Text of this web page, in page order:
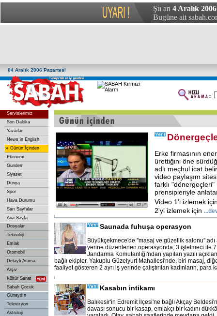
Şu an 4 Aralık
Bugüne ait
04 Aralık 2006 Pazartesi
Servislerimiz
Son Dakika
Yazarlar
News in English
» Günün İçinden
Ekonomi
Gündem
Siyaset
Dünya
Spor
Hava Durumu
Sarı Sayfalar
Ana Sayfa
Dosyalar
Teknoloji
Emlak
Otomobil
Detaylı Arama
Arşiv
Kültür Sanat
Sabah Çocuk
Günaydın
Televizyon
Astroloji
Erke firmasının
ürettiğini öne
adlı meçhul icat
video paylaşım
farklı
prensipleriyle
Video 1'i izlemek
2'yi izlemek için ...
Saunada fuhuşa operasyon
Büyükçekmece'de ''masaj ve güzellik salonu'' adı
yerine düzenlenen operasyonda, 3 işletmeci ile 7
Jandarma Komutanlığı'ndan yapılan yazılı
bağlı ekipler, Yakuplu Güzelyurt Mahallesi'nde, biri masaj,
faaliyet gösteren 2 ayrı iş yerinde çalıştırılan kadınların, para
Kasabın intikamı
Balıkesir'in Edremit İlçesi'ne bağlı Akçay
davası sonucu bir kasap, emlakçı bir kadını